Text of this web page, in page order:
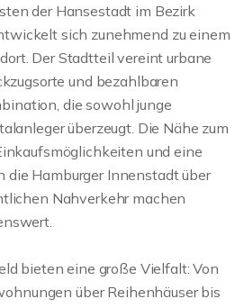
der Hansestadt im Bezirk
sich zunehmend zu einem
Der Stadtteil vereint urbane
und bezahlbaren
die sowohl junge
überzeugt. Die Nähe zum
und eine
die Hamburger Innenstadt über
Nahverkehr machen
bieten eine große Vielfalt: Von
über Reihenhäuser bis